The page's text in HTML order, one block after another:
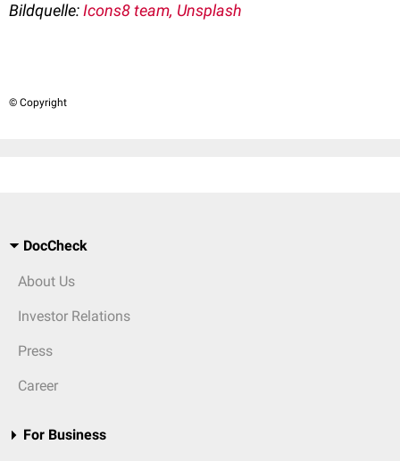
Bildquelle:Icons8 team, Unsplash
© Copyright
DocCheck
About Us
Investor Relations
Press
Career
For Business